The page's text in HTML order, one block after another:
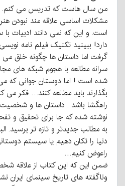
من سال هاست که تدریس می کنم.
مشکلات اساسی علاقه مند نبودن
است. و این که نمی دانند ادبیات با
دارد! ببینید تکنیک فیلم نامه
گرفت اما داستان ها چگونه خلق می
سرانه مطالعه با هجوم شبکه های
شده است ! اما دوستان جوانی که
بگذارند باید مطالعه کنند… فکر می
راهگشا باشد . داستان ها و
نوشته شده که جا برای تحقیق و
به مطالب جدیدتر و تازه تر برسید.
دنیا را تکان دهیم یا سیستم
راعوض کنیم…
ضمن این که این کتاب از علاقه
وناگفته های تاریخ سینمای